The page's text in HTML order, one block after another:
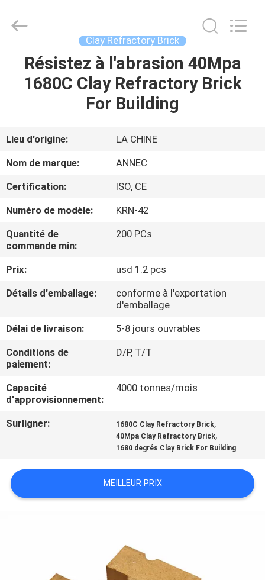
PRODUITS
À
DE
NOUS
VISITE
DE
CONTRÔLE
DE
LA
QUALITÉ
CONTACTER
AFFAIRES
Industrial
Clay Refractory Brick
Résistez à l'abrasion 40Mpa
1680C Clay Refractory Brick
For Building
Lieu d'origine:
LA CHINE
Nom de marque:
ANNEC
Certification:
ISO, CE
Numéro de modèle:
KRN-42
Quantité de
commande min:
200 PCs
Prix:
usd 1.2 pcs
Détails d'emballage:
conforme à l'exportation
d'emballage
Délai de livraison:
5-8 jours ouvrables
Conditions de
paiement:
D/P, T/T
Capacité
d'approvisionnement:
4000 tonnes/mois
Surligner: 1680C Clay Refractory Brick,
40Mpa Clay Refractory Brick,
1680 degrés Clay Brick For Building
MEILLEUR PRIX